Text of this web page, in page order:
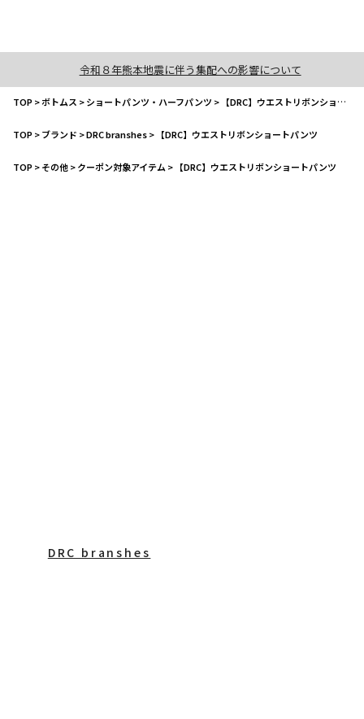
令和８年熊本地震に伴う集配への影響について
TOP>ボトムス >ショートパンツ・ハーフパンツ > 【DRC】ウエストリボンショートパンツ
TOP>ブランド >DRC branshes> 【DRC】ウエストリボンショートパンツ
TOP>その他>クーポン対象アイテム > 【DRC】ウエストリボンショートパンツ
DRC branshes